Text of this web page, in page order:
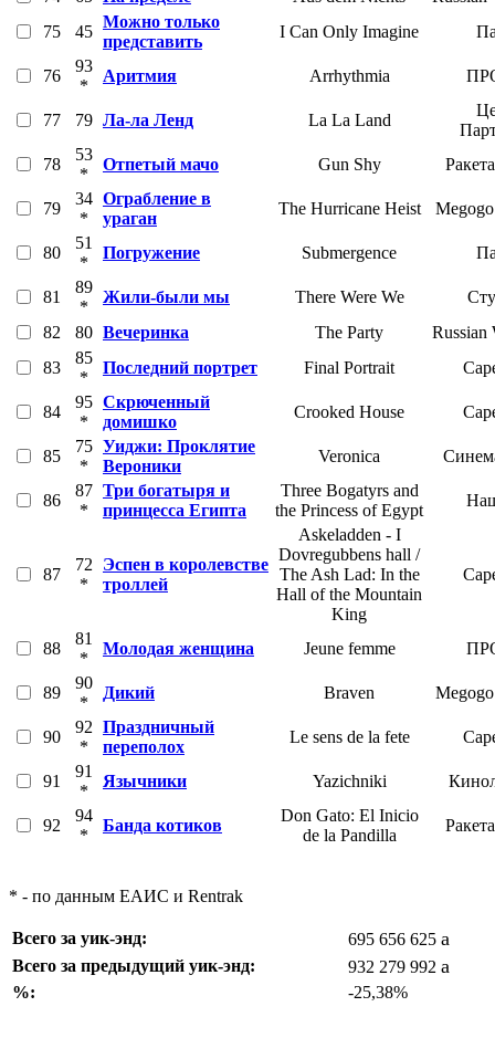
75
45
Можно только
представить
I Can Only Imagine
76
93
*
Аритмия Arrhythmia
77 79 Ла-ла Ленд La La Land
78
53
*
Отпетый мачо Gun Shy
79
34
*
Ограбление в
ураган
The Hurricane Heist
80
51
*
Погружение Submergence
81
89
*
Жили-были мы There Were We
82
80 Вечеринка The Party
Russian
83
85
*
Последний портрет Final Portrait
84
95
*
Скрюченный
домишко
Crooked House
85
75
*
Уиджи: Проклятие
Вероники
Veronica
86
87
*
Три богатыря и
принцесса Египта
Three Bogatyrs and
the Princess of Egypt
87
72
*
Эспен в королевстве
троллей
Askeladden - I
Dovregubbens hall /
The Ash Lad: In the
Hall of the Mountain
King
88
81
*
Молодая женщина Jeune femme
89
90
*
Дикий Braven
90
92
*
Праздничный
переполох
Le sens de la fete
91
91
*
Язычники Yazichniki
92
94
*
Банда котиков
Don Gato: El Inicio
de la Pandilla
* - по данным ЕАИС и Rentrak
Всего за уик-энд: 695 656 625 a
Всего за предыдущий уик-энд: 932 279 992 a
%: -25,38%